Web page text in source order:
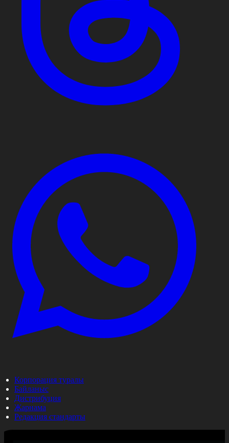
Корпорация туралы
Байланыс
Дистрибуция
Жарнама
Редакция стандарты